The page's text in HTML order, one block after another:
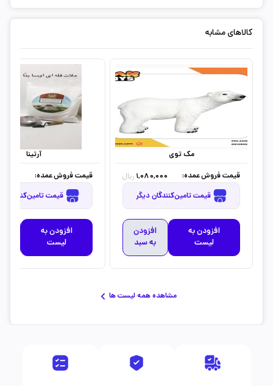
کالاهای مشابه
مک توی
قیمت فروش عمده:
1,080,000 ریال
قیمت تامین‌کنندگان دیگر
افزودن به
لیست
افزودن
به سبد
آرتینا
قیمت فروش عمده:
قیمت تامین‌کنندگان دیگر
افزودن به
لیست
مشاهده همه لیست ها